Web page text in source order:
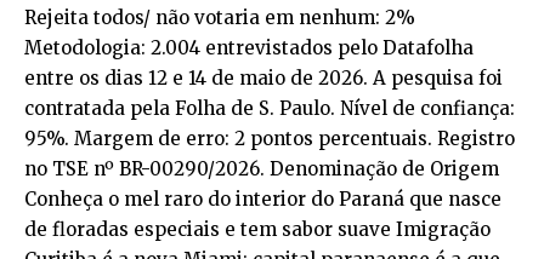
Rejeita todos/ não votaria em nenhum: 2%
Metodologia: 2.004 entrevistados pelo Datafolha
entre os dias 12 e 14 de maio de 2026. A pesquisa foi
contratada pela Folha de S. Paulo. Nível de confiança:
95%. Margem de erro: 2 pontos percentuais. Registro
no TSE nº BR-00290/2026. Denominação de Origem
Conheça o mel raro do interior do Paraná que nasce
de floradas especiais e tem sabor suave Imigração